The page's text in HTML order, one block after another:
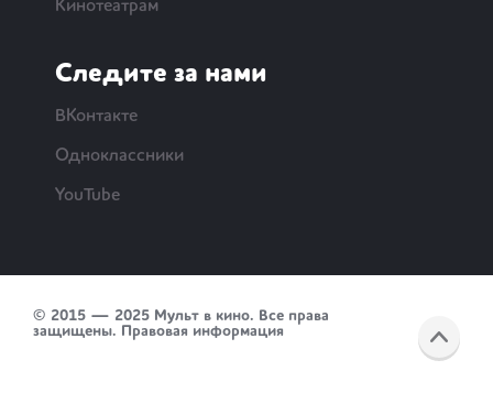
Кинотеатрам
Следите за нами
ВКонтакте
Одноклассники
YouTube
© 2015 — 2025 Мульт в кино. Все права
защищены. Правовая информация